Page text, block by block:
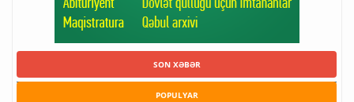
SON XƏBƏR
POPULYAR